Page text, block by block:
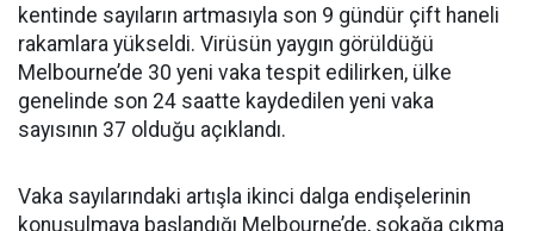
kentinde sayıların artmasıyla son 9 gündür çift haneli
rakamlara yükseldi. Virüsün yaygın görüldüğü
Melbourne’de 30 yeni vaka tespit edilirken, ülke
genelinde son 24 saatte kaydedilen yeni vaka
sayısının 37 olduğu açıklandı.
Vaka sayılarındaki artışla ikinci dalga endişelerinin
konuşulmaya başlandığı Melbourne’de, sokağa çıkma